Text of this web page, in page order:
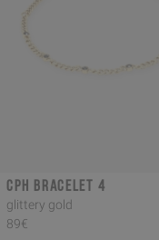
CPH BRACELET 4
glittery gold
89€